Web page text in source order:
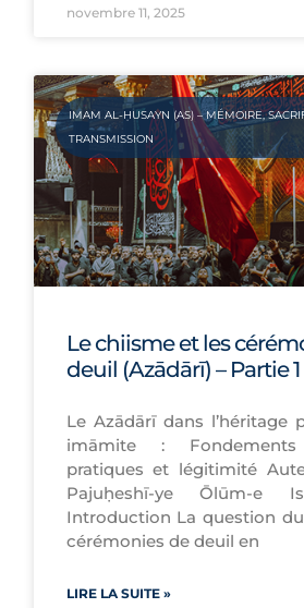
novembre 11, 2025
IMAM AL-ḤUSAYN (AS) – MÉMOIRE,
TRANSMISSION
Le chiisme et les
deuil (Azādārī) – Partie 1
Le Azādārī dans l’héritage
imāmite : Fondements
pratiques et légitimité
Pajuḥeshī-ye Ōlūm-e
Introduction La question
cérémonies de deuil en
LIRE LA SUITE »